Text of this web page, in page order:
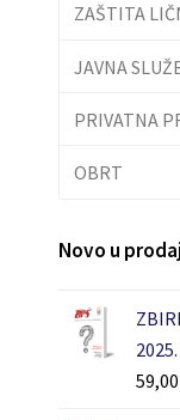
ZAŠTITA
JAVNA
PRIVATNA
OBRT
Novo u
2025.
59,00